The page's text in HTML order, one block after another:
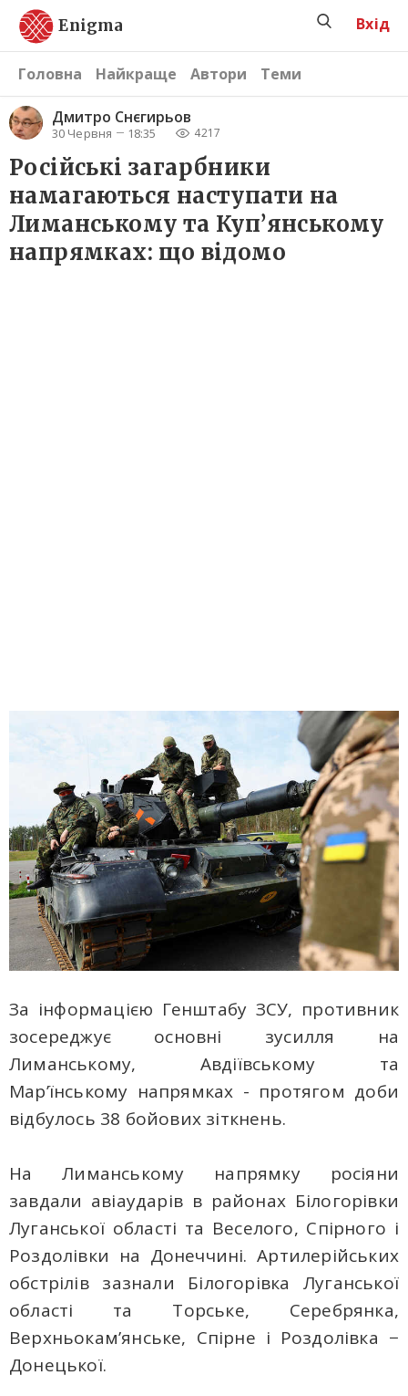
Enigma
Головна Найкраще Автори Теми
Вхід
Дмитро Снєгирьов
30 Червня 18:35 4217
Російські загарбники
намагаються наступати на
Лиманському та Куп’янському
напрямках: що відомо
За інформацією Генштабу ЗСУ, противник
зосереджує основні зусилля на
Лиманському, Авдіївському та
Мар’їнському напрямках - протягом доби
відбулось 38 бойових зіткнень.
На Лиманському напрямку росіяни
завдали авіаударів в районах Білогорівки
Луганської області та Веселого, Спірного і
Роздолівки на Донеччині. Артилерійських
обстрілів зазнали Білогорівка Луганської
області та Торське, Серебрянка,
Верхньокам’янське, Спірне і Роздолівка −
Донецької.